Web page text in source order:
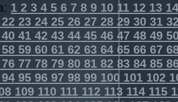
1 2 3 4 5 6 7 8 9 10 11 12 13
22 23 24 25 26 27 28 29 30 31
40 41 42 43 44 45 46 47 48 49
58 59 60 61 62 63 64 65 66 67
76 77 78 79 80 81 82 83 84 85
94 95 96 97 98 99 100 101 102
109 110 111 112 113 114 115